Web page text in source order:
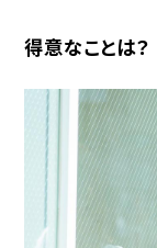
得意なことは？